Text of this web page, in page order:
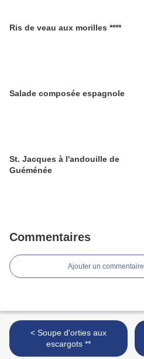
Ris de veau aux morilles ****
Salade composée espagnole
St. Jacques à l'andouille de
Guéménée
Commentaires
Ajouter un commentaire
< Soupe d'orties aux
escargots **